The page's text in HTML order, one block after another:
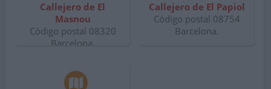
Callejero de El
Masnou
Código postal 08320
Barcelona.
Callejero de El Papiol
Código postal 08754
Barcelona.